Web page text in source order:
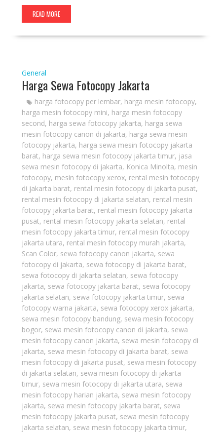
READ MORE
General
Harga Sewa Fotocopy Jakarta
harga fotocopy per lembar, harga mesin fotocopy,
harga mesin fotocopy mini, harga mesin fotocopy
second, harga sewa fotocopy jakarta, harga sewa
mesin fotocopy canon di jakarta, harga sewa mesin
fotocopy jakarta, harga sewa mesin fotocopy jakarta
barat, harga sewa mesin fotocopy jakarta timur, jasa
sewa mesin fotocopy di jakarta, Konica Minolta, mesin
fotocopy, mesin fotocopy xerox, rental mesin fotocopy
di jakarta barat, rental mesin fotocopy di jakarta pusat,
rental mesin fotocopy di jakarta selatan, rental mesin
fotocopy jakarta barat, rental mesin fotocopy jakarta
pusat, rental mesin fotocopy jakarta selatan, rental
mesin fotocopy jakarta timur, rental mesin fotocopy
jakarta utara, rental mesin fotocopy murah jakarta,
Scan Color, sewa fotocopy canon jakarta, sewa
fotocopy di jakarta, sewa fotocopy di jakarta barat,
sewa fotocopy di jakarta selatan, sewa fotocopy
jakarta, sewa fotocopy jakarta barat, sewa fotocopy
jakarta selatan, sewa fotocopy jakarta timur, sewa
fotocopy warna jakarta, sewa fotocopy xerox jakarta,
sewa mesin fotocopy bandung, sewa mesin fotocopy
bogor, sewa mesin fotocopy canon di jakarta, sewa
mesin fotocopy canon jakarta, sewa mesin fotocopy di
jakarta, sewa mesin fotocopy di jakarta barat, sewa
mesin fotocopy di jakarta pusat, sewa mesin fotocopy
di jakarta selatan, sewa mesin fotocopy di jakarta
timur, sewa mesin fotocopy di jakarta utara, sewa
mesin fotocopy harian jakarta, sewa mesin fotocopy
jakarta, sewa mesin fotocopy jakarta barat, sewa
mesin fotocopy jakarta pusat, sewa mesin fotocopy
jakarta selatan, sewa mesin fotocopy jakarta timur,